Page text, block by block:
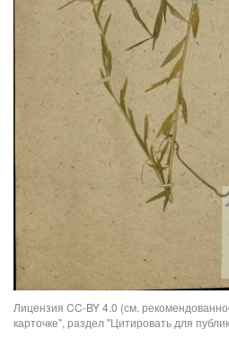
Лицензия CC-BY 4.0 (см.
карточке", раздел "Цитировать для